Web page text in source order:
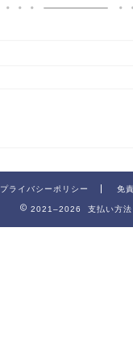
プライバシーポリシー 免
2021–2026 支払い方法